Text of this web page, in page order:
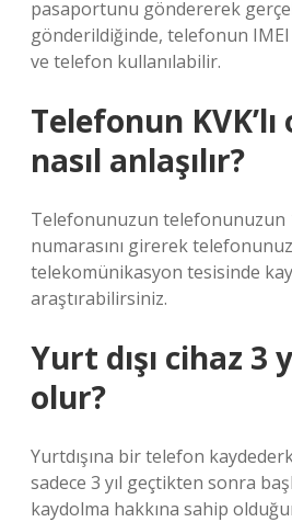
pasaportunu göndererek
gönderildiğinde, telefonun
ve telefon kullanılabilir.
Telefonun
nasıl anlaşılır?
Telefonunuzun telefonunuzun
numarasını girerek
telekomünikasyon tesisinde
araştırabilirsiniz.
Yurt dışı cihaz 3
olur?
Yurtdışına bir telefon
sadece 3 yıl geçtikten sonra
kaydolma hakkına sahip